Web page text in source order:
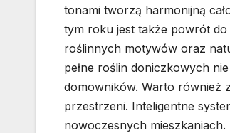
tonami tworzą harmonijną
tym roku jest także powrót
roślinnych motywów oraz
pełne roślin doniczkowych
domowników. Warto również
przestrzeni. Inteligentne
nowoczesnych